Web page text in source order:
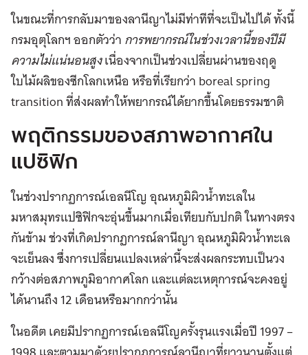
ในขณะที่การกลับมาของลานีญาไม่มีท่าทีที่จะเป็นไปได้ ทั้งนี้
กรมอุตุโลกฯ ออกตัวว่าการพยากรณ์ในช่วงเวลานี้ของปีมี
ความไม่แน่นอนสูงเนื่องจากเป็นช่วงเปลี่ยนผ่านของฤดู
ใบไม้ผลิของซีกโลกเหนือ หรือที่เรียกว่า boreal spring
transition ที่ส่งผลทำให้พยากรณ์ได้ยากขึ้นโดยธรรมชาติ
พฤติกรรมของสภาพอากาศใน
แปซิฟิก
ในช่วงปรากฏการณ์เอลนีโญ อุณหภูมิผิวน้ำทะเลใน
มหาสมุทรแปซิฟิกจะอุ่นขึ้นมากเมื่อเทียบกับปกติ ในทางตรง
กันข้าม ช่วงที่เกิดปรากฏการณ์ลานีญา อุณหภูมิผิวน้ำทะเล
จะเย็นลง ซึ่งการเปลี่ยนแปลงเหล่านี้จะส่งผลกระทบเป็นวง
กว้างต่อสภาพภูมิอากาศโลก และแต่ละเหตุการณ์จะคงอยู่
ได้นานถึง 12 เดือนหรือมากกว่านั้น
ในอดีต เคยมีปรากฏการณ์เอลนีโญครั้งรุนแรงเมื่อปี 1997 –